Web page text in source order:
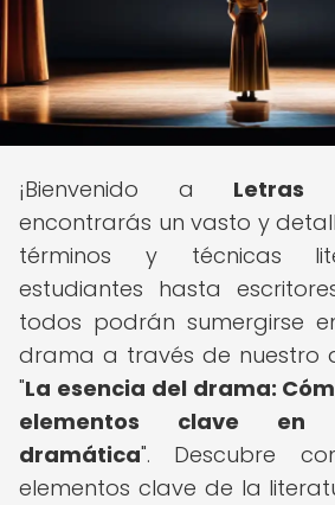
¡Bienvenido a Letras
encontrarás un vasto y
términos y técnicas
estudiantes hasta
todos podrán sumergirse
drama a través de nuestro
"La esencia del drama:
elementos clave en
dramática". Descubre
elementos clave de la